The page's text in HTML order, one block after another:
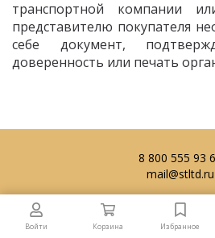
Войти Корзина Избранное
транспортной компании
представителю покупателя
себе документ,
доверенность или печать
8 800 555 93
mail@stltd.ru